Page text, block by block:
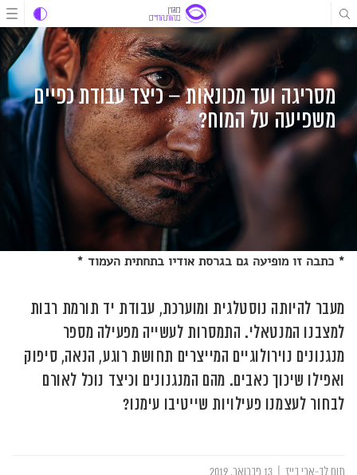
דלג
לתוכן
דלג
לתוכן
דלג
לניווט
מסריגה ועד מכונאות – כיצד עבודת כפיים
משפיעה על המוח?
* כתבה זו מופיעה גם בגרסת אודיו בתחתית העמוד *
מעבר להיותה נוסטלגית ומוערכת, עבודת יד תורמת רבות
למצבנו המנטאלי. התמסרות לעשייה מפעילה מספר
מנגנונים נוירולוגיים המייצרים תחושת רוגע, הנאה, סיפוק
ואפילו שיכוך כאבים. מהם המנגנונים וכיצד נוכל לאורם
לבחור לעצמנו פעילויות שייטיבו עימנו?
תום לב-ארי בייז